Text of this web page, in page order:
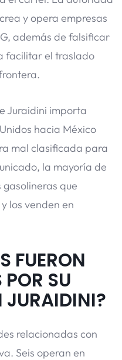
y opera empresas
además de falsificar
facilitar el traslado
Juraidini importa
hacia México
mal clasificada para
la mayoría de
gasolineras que
los venden en
FUERON
SU
JURAIDINI?
relacionadas con
Seis operan en